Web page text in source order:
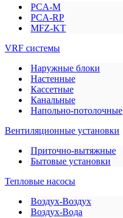
PCA-M
PCA-RP
MFZ-KT
VRF системы
Наружные блоки
Настенные
Кассетные
Канальные
Напольно-потолочные
Вентиляционные установки
Приточно-вытяжные
Бытовые установки
Тепловые насосы
Воздух-Воздух
Воздух-Вода